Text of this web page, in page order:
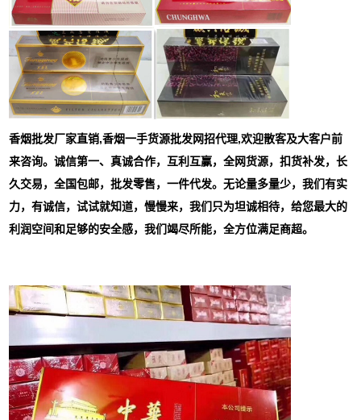
香烟批发厂家直销,香烟一手货源批发网招代理,欢迎散客及大客户前
来咨询。诚信第一、真诚合作，互利互赢，全网货源，扣货补发，长
久交易，全国包邮，批发零售，一件代发。无论量多量少，我们有实
力，有诚信，试试就知道，慢慢来，我们只为坦诚相待，给您最大的
利润空间和足够的安全感，我们竭尽所能，全方位满足商超。